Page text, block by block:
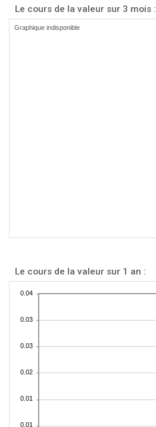
Le cours de la valeur sur 3 mois :
Le cours de la valeur sur 1 an :